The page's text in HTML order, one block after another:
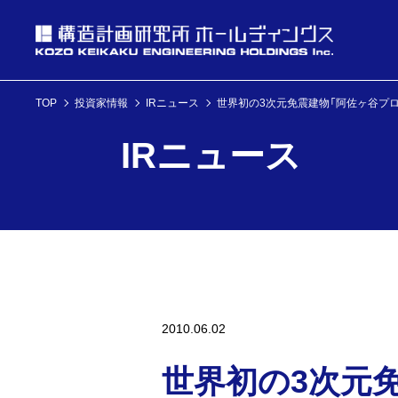
ニュース
理念・経営方針
理念・経営方針
投資家情報
企業情報
TOP 投資家情報 IRニュース 世界初の3次元免震建物「阿佐ヶ谷プ
IRニュース
2010.06.02
世界初の3次元